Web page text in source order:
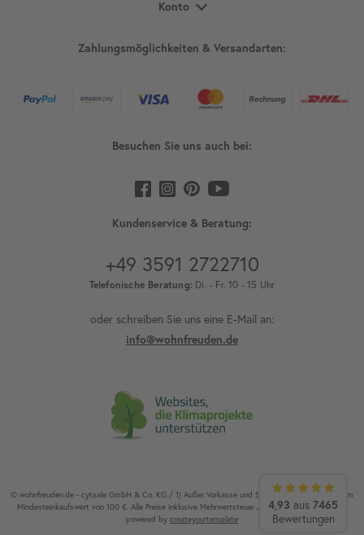
4,93 aus 7465
Bewertungen
Konto
Zahlungsmöglichkeiten & Versandarten:
Besuchen Sie uns auch bei:
Kundenservice & Beratung:
+49 3591 2722710
Telefonische Beratung: Di. - Fr. 10 - 15 Uhr
oder schreiben Sie uns eine E-Mail an:
info@wohnfreuden.de
© wohnfreuden.de - cytsale GmbH & Co. KG / 1) Außer Vorkasse und Speditionsware. 2) Ab einem
Mindesteinkaufswert von 100 €. Alle Preise inklusive Mehrwertsteuer / Alle Rechte vorbehalten.
powered by createyourtemplate